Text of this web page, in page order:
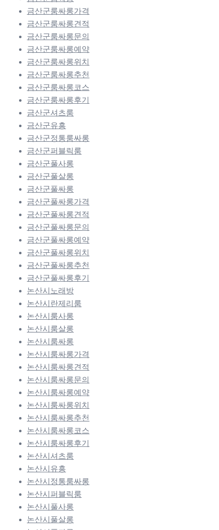
금산군룸싸롱가격
금산군룸싸롱견적
금산군룸싸롱문의
금산군룸싸롱예약
금산군룸싸롱위치
금산군룸싸롱추천
금산군룸싸롱코스
금산군룸싸롱후기
금산군셔츠룸
금산군유흥
금산군정통룸싸롱
금산군퍼블릭룸
금산군풀사롱
금산군풀살롱
금산군풀싸롱
금산군풀싸롱가격
금산군풀싸롱견적
금산군풀싸롱문의
금산군풀싸롱예약
금산군풀싸롱위치
금산군풀싸롱추천
금산군풀싸롱후기
논산시노래방
논산시란제리룸
논산시룸사롱
논산시룸살롱
논산시룸싸롱
논산시룸싸롱가격
논산시룸싸롱견적
논산시룸싸롱문의
논산시룸싸롱예약
논산시룸싸롱위치
논산시룸싸롱추천
논산시룸싸롱코스
논산시룸싸롱후기
논산시셔츠룸
논산시유흥
논산시정통룸싸롱
논산시퍼블릭룸
논산시풀사롱
논산시풀살롱